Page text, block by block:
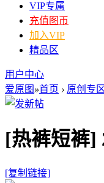
VIP专属
充值图币
加入VIP
精品区
用户中心
爱原图 »首页 › 原创专
[热裤短裤]
[复制链接]